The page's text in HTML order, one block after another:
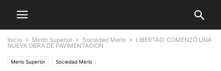
Inicio Merlo Superior Sociedad Merlo
LIBERTAD: COMENZÓ UNA
NUEVA OBRA DE PAVIMENTACIÓN
Merlo Superior Sociedad Merlo